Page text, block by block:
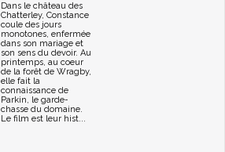
Dans le château des
Chatterley, Constance
coule des jours
monotones, enfermée
dans son mariage et
son sens du devoir. Au
printemps, au coeur
de la forêt de Wragby,
elle fait la
connaissance de
Parkin, le garde-
chasse du domaine.
Le film est leur hist...